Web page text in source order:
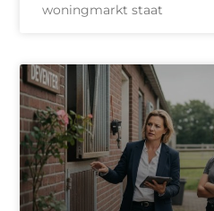
woningmarkt staat